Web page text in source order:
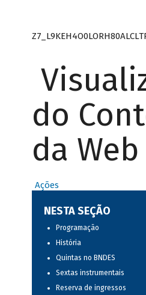
do
da Web
Ações
NESTA SEÇÃO
Programação
História
Quintas no BNDES
Sextas instrumentais
Reserva de ingressos